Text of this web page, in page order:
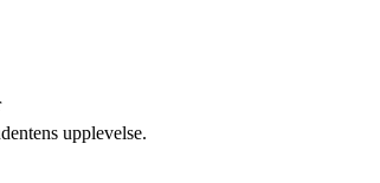
upplevelse.